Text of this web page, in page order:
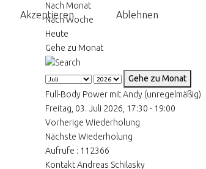
Nach Monat
Nach Woche
Heute
Gehe zu Monat
Gehe zu Monat
Full-Body Power mit Andy (unregelmäßig)
Freitag, 03. Juli 2026, 17:30 - 19:00
Vorherige Wiederholung
Nächste Wiederholung
Aufrufe : 112366
KontaktAndreas Schilasky
Akzeptieren Ablehnen